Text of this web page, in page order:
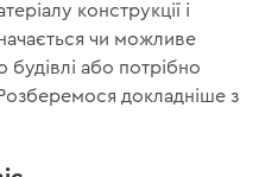
конструкції і
чи можливе
будівлі або потрібно
докладніше з